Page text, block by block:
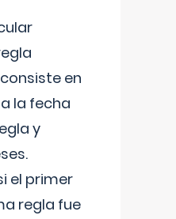
en
la fecha
y
el primer
regla fue